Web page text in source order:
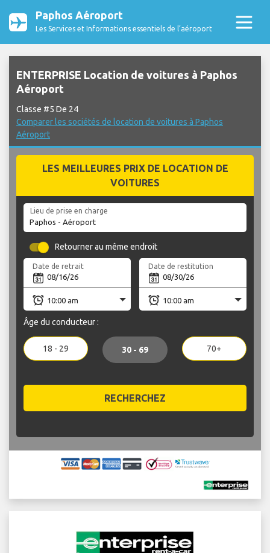
Paphos Aéroport
Les Services et Informations essentiels de l’aéroport
ENTERPRISE Location de voitures à Paphos
Aéroport
Classe #5 De 24
Comparer les sociétés de location de voitures à Paphos
Aéroport
LES MEILLEURES PRIX DE LOCATION DE
VOITURES
Lieu de prise en charge
Retourner au même endroit
Date de retrait Date de restitution
Âge du conducteur :
18 - 29 30 - 69 70+
RECHERCHEZ